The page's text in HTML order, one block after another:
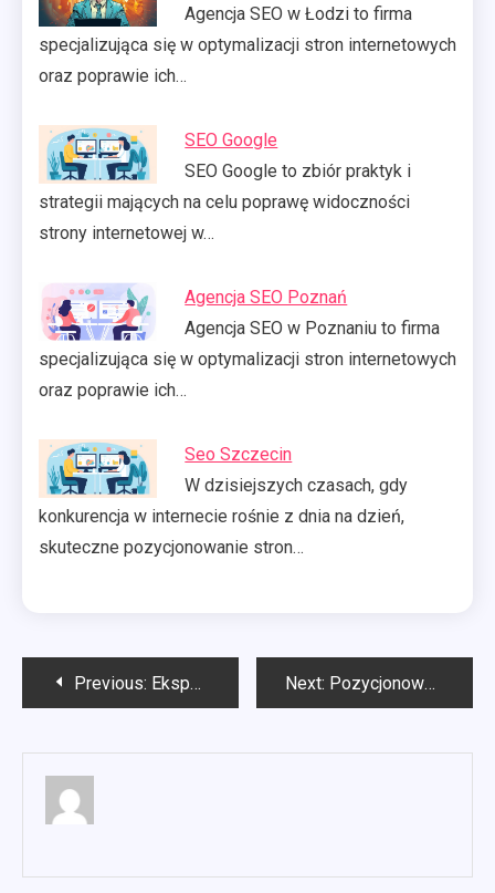
Agencja SEO w Łodzi to firma
specjalizująca się w optymalizacji stron internetowych
oraz poprawie ich…
SEO Google
SEO Google to zbiór praktyk i
strategii mających na celu poprawę widoczności
strony internetowej w…
Agencja SEO Poznań
Agencja SEO w Poznaniu to firma
specjalizująca się w optymalizacji stron internetowych
oraz poprawie ich…
Seo Szczecin
W dzisiejszych czasach, gdy
konkurencja w internecie rośnie z dnia na dzień,
skuteczne pozycjonowanie stron…
Nawigacja
Previous: Ekspert SEO Szczecin Next: Pozycjonowanie Tychy